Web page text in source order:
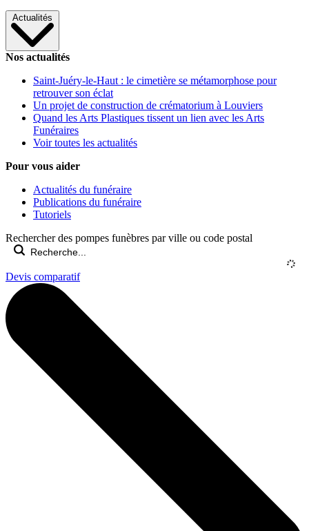
Actualités
Nos actualités
Saint-Juéry-le-Haut : le cimetière se métamorphose pour
retrouver son éclat
Un projet de construction de crématorium à Louviers
Quand les Arts Plastiques tissent un lien avec les Arts
Funéraires
Voir toutes les actualités
Pour vous aider
Actualités du funéraire
Publications du funéraire
Tutoriels
Rechercher des pompes funèbres par ville ou code postal
Devis comparatif